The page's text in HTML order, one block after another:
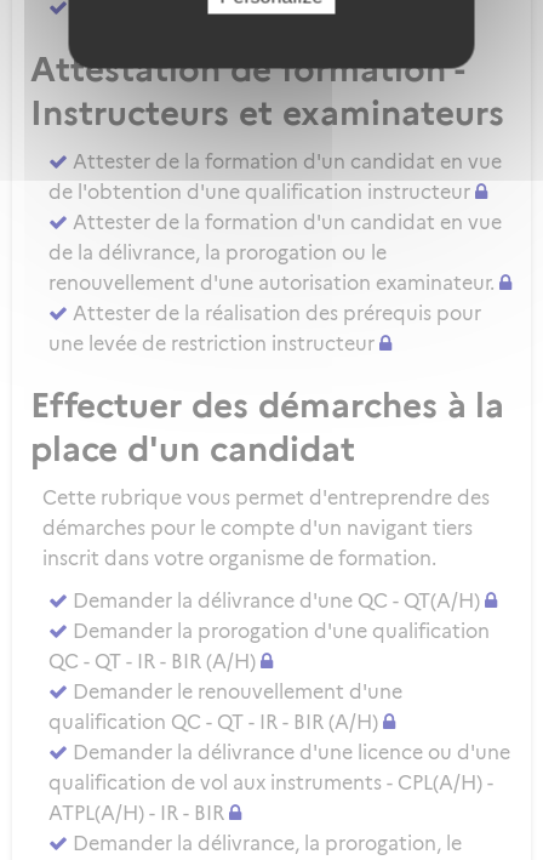
Attester d'une évaluation de niveau IRSE
Attestation de formation -
Instructeurs et examinateurs
Attester de la formation d'un candidat en vue
de l'obtention d'une qualification instructeur
Attester de la formation d'un candidat en vue
de la délivrance, la prorogation ou le
renouvellement d'une autorisation examinateur.
Attester de la réalisation des prérequis pour
une levée de restriction instructeur
Effectuer des démarches à la
place d'un candidat
Cette rubrique vous permet d'entreprendre des
démarches pour le compte d'un navigant tiers
inscrit dans votre organisme de formation.
Demander la délivrance d'une QC - QT(A/H)
Demander la prorogation d'une qualification
QC - QT - IR - BIR (A/H)
Demander le renouvellement d'une
qualification QC - QT - IR - BIR (A/H)
Demander la délivrance d'une licence ou d'une
qualification de vol aux instruments - CPL(A/H) -
ATPL(A/H) - IR - BIR
Demander la délivrance, la prorogation, le